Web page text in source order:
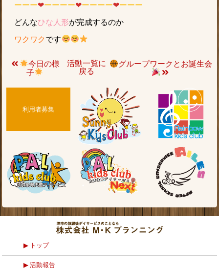
ーーー❤︎ーーーー❤︎ーーーー❤︎ーーー
どんなひな人形が完成するのか
ワクワクです
今日の様
子
活動一覧に
戻る
グループワークとお誕生会
利用者募集
トップ
活動報告